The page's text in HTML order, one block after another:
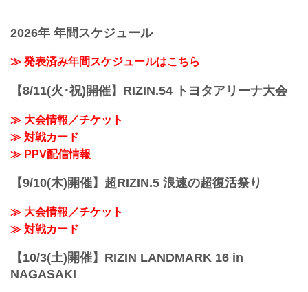
2026年 年間スケジュール
≫ 発表済み年間スケジュールはこちら
【8/11(火･祝)開催】RIZIN.54 トヨタアリーナ大会
≫ 大会情報／チケット
≫ 対戦カード
≫ PPV配信情報
【9/10(木)開催】超RIZIN.5 浪速の超復活祭り
≫ 大会情報／チケット
≫ 対戦カード
【10/3(土)開催】RIZIN LANDMARK 16 in
NAGASAKI